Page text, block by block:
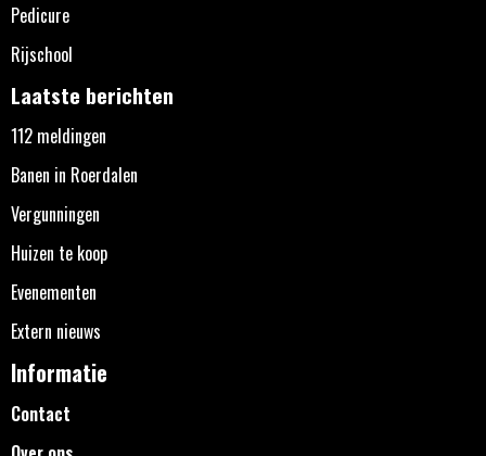
Pedicure
Rijschool
Laatste berichten
112 meldingen
Banen in Roerdalen
Vergunningen
Huizen te koop
Evenementen
Extern nieuws
Informatie
Contact